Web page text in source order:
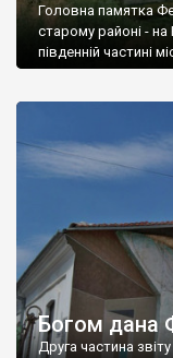
Головна памятка
старому районі - на
південній частині
Богом дана
Друга частина